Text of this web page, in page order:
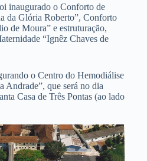
inaugurado o Conforto de
da Glória Roberto”, Conforto
de Moura” e estruturação,
“Ignêz Chaves de
o Centro do Hemodiálise
Andrade”, que será no dia
Casa de Três Pontas (ao lado